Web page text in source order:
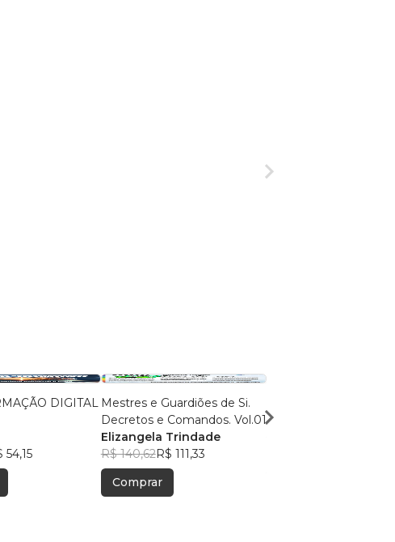
DIGITAL
54,15
Mestres e Guardiões de Si.
Decretos e Comandos. Vol.01
Elizangela Trindade
R$ 140,62R$ 111,33
Comprar
Tiago Pinheiro